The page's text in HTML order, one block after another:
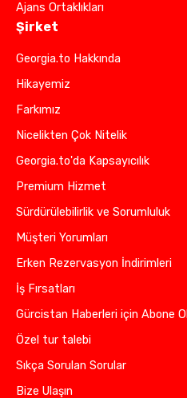
Ajans Ortaklıkları
Şirket
Georgia.to Hakkında
Hikayemiz
Farkımız
Nicelikten Çok Nitelik
Georgia.to'da Kapsayıcılık
Premium Hizmet
Sürdürülebilirlik ve Sorumluluk
Müşteri Yorumları
Erken Rezervasyon İndirimleri
İş Fırsatları
Gürcistan Haberleri için Abone Ol
Özel tur talebi
Sıkça Sorulan Sorular
Bize Ulaşın